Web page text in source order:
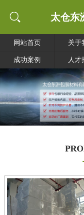
太仓东
网站首页 关于
成功案例 人才